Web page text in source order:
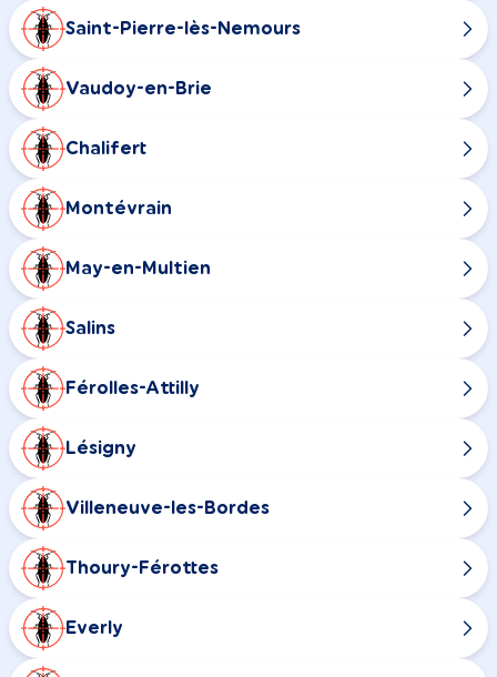
Saint-Pierre-lès-Nemours
Vaudoy-en-Brie
Chalifert
Montévrain
May-en-Multien
Salins
Férolles-Attilly
Lésigny
Villeneuve-les-Bordes
Thoury-Férottes
Everly